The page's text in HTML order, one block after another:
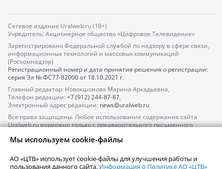
Сетевое издание Uralweb.ru (18+)
Учредитель: Акционерное общество «Цифровое Телевидение»
Зарегистрировано Федеральной службой по надзору в сфере связи,
информационных технологий и массовых коммуникаций
(Роскомнадзор)
Регистрационный номер и дата принятия решения о регистрации:
серия Эл № ФС77-82000от 18.10.2021 г.
Главный редактор: Новокшонова Марина Аркадьевна,
Телефон редакции: +7 (912) 244-87-87,
Электронный адрес редакции: news@uralweb.ru
Все права защищены. Любое использование содержания сайта
Uralweb.ru возможно только с предварительного письменного
По вопросам размещения рекламы обращайтесь по тел.
По вопросам размещения информации в разделе «Афиша»
Мы используем cookie-файлы
АО «ЦТВ» использует cookie-файлы для улучшения работы и
пользования данного сайта. Информация о Политике АО «ЦТВ»